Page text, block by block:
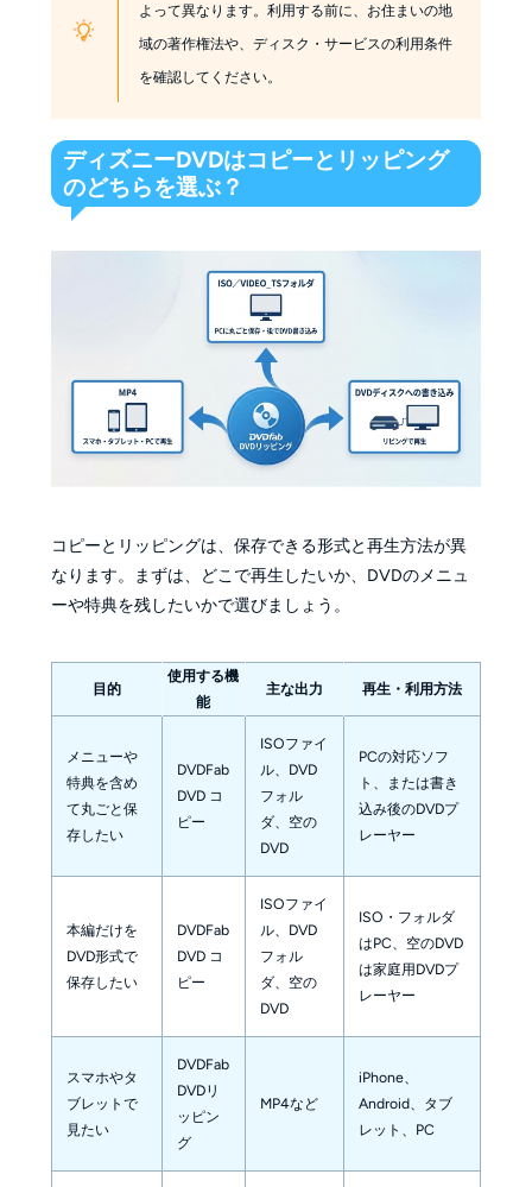
よって異なります。利用する前に、お住まいの地
域の著作権法や、ディスク・サービスの利用条件
を確認してください。
ディズニーDVDはコピーとリッピング
のどちらを選ぶ？
コピーとリッピングは、保存できる形式と再生方法が異
なります。まずは、どこで再生したいか、DVDのメニュ
ーや特典を残したいかで選びましょう。
目的
使用する機
能
主な出力 再生・利用方法
メニューや
特典を含め
て丸ごと保
存したい
DVDFab
DVD コ
ピー
ISOファイ
ル、DVD
フォル
ダ、空の
DVD
PCの対応ソフ
ト、または書き
込み後のDVDプ
レーヤー
本編だけを
DVD形式で
保存したい
DVDFab
DVD コ
ピー
ISOファイ
ル、DVD
フォル
ダ、空の
DVD
ISO・フォルダ
はPC、空のDVD
は家庭用DVDプ
レーヤー
スマホやタ
ブレットで
見たい
DVDFab
DVDリ
ッピン
グ
MP4など
iPhone、
Android、タブ
レット、PC